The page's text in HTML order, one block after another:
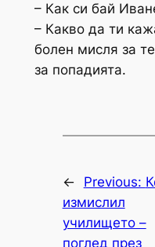
– Как си бай
– Какво да ти
болен мисля за
за попадията.
← Previous:
измислил
училището –
поглед през